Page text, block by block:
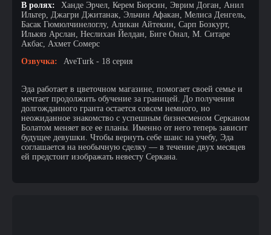
В ролях:
Ханде Эрчел, Керем Бюрсин, Эврим Доган, Анил
Ильтер, Джагри Джитанак, Эльчин Афакан, Мелиса Денгель,
Басак Гюмюлчинелоглу, Аликан Айтекин, Сарп Бозкурт,
Илькяз Арслан, Неслихан Йелдан, Биге Онал, М. Ситаре
Акбас, Ахмет Сомерс
Озвучка:
AveTurk - 18 серия
Эда работает в цветочном магазине, помогает своей семье и
мечтает продолжить обучение за границей. До получения
долгожданного гранта остается совсем немного, но
неожиданное знакомство с успешным бизнесменом Серканом
Болатом меняет все ее планы. Именно от него теперь зависит
будущее девушки. Чтобы вернуть себе шанс на учебу, Эда
соглашается на необычную сделку — в течение двух месяцев
ей предстоит изображать невесту Серкана.